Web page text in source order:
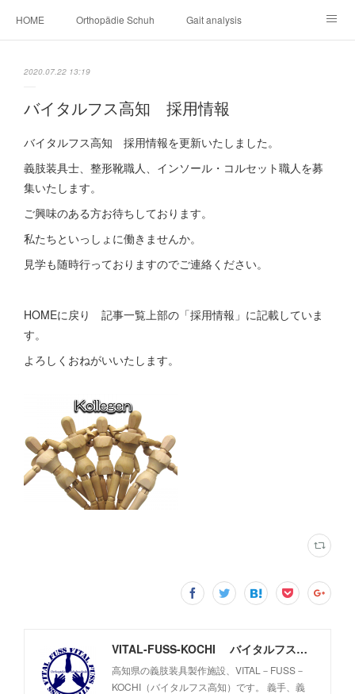
HOME Orthopädie Schuh Gait analysis
新卒者・中途者採用情報 介護シューズ ”らくつ” 申込みフォーム
2020.07.22 13:19
バイタルフス高知 採用情報
バイタルフス高知 採用情報を更新いたしました。
義肢装具士、整形靴職人、インソール・コルセット職人を募
集いたします。
ご興味のある方お待ちしております。
私たちといっしょに働きませんか。
見学も随時行っておりますのでご連絡ください。
HOMEに戻り 記事一覧上部の「採用情報」に記載していま
す。
よろしくおねがいいたします。
VITAL-FUSS-KOCHI バイタルフス高知
高知県の義肢装具製作施設、VITAL－FUSS－
KOCHI（バイタルフス高知）です。 義手、義